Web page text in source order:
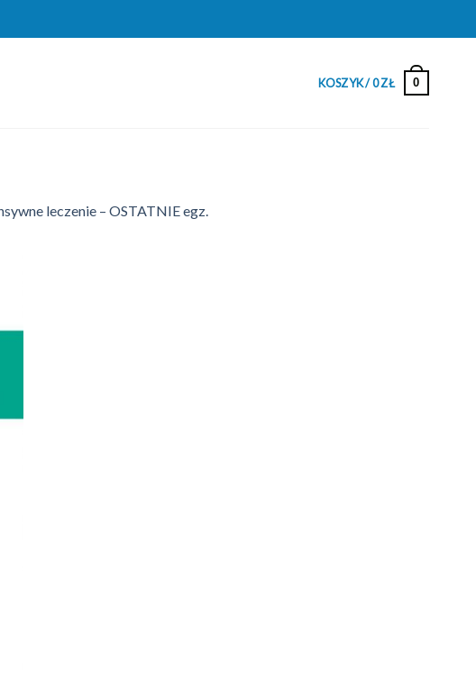
KOSZYK /0ZŁ 0
leczenie – OSTATNIE egz.